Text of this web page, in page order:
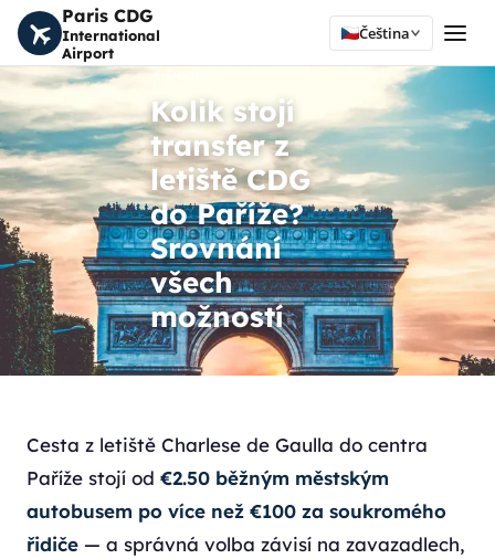
Paris CDG
International
Airport
Čeština
Kolik stojí
transfer z
letiště CDG
do Paříže?
Srovnání
všech
možností
Cesta z letiště Charlese de Gaulla do centra
Paříže stojí od €2.50 běžným městským
autobusem po více než €100 za soukromého
řidiče — a správná volba závisí na zavazadlech,